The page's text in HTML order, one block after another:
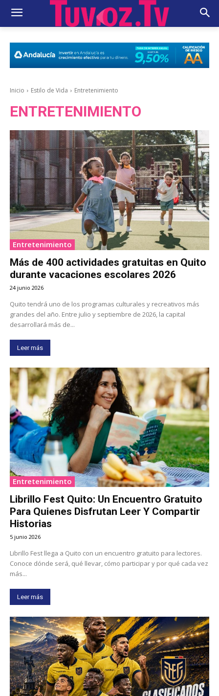
Inicio Estilo de Vida Entretenimiento
ENTRETENIMIENTO
Entretenimiento
Más de 400 actividades gratuitas en Quito
durante vacaciones escolares 2026
24 junio 2026
Quito tendrá uno de los programas culturales y recreativos más
grandes del año. Entre julio y septiembre de 2026, la capital
desarrollará más de...
Leer más
Entretenimiento
Librillo Fest Quito: Un Encuentro Gratuito
Para Quienes Disfrutan Leer Y Compartir
Historias
5 junio 2026
Librillo Fest llega a Quito con un encuentro gratuito para lectores.
Conoce dónde será, qué llevar, cómo participar y por qué cada vez
más...
Leer más